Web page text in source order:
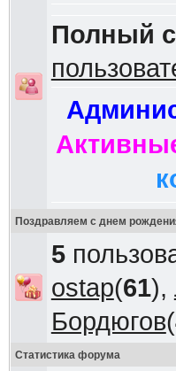
Полный
Поздравляем с днем
5
ostap(61),
Бордюгов(
Статистика форума